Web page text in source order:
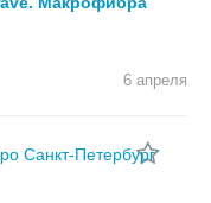
6 апреля